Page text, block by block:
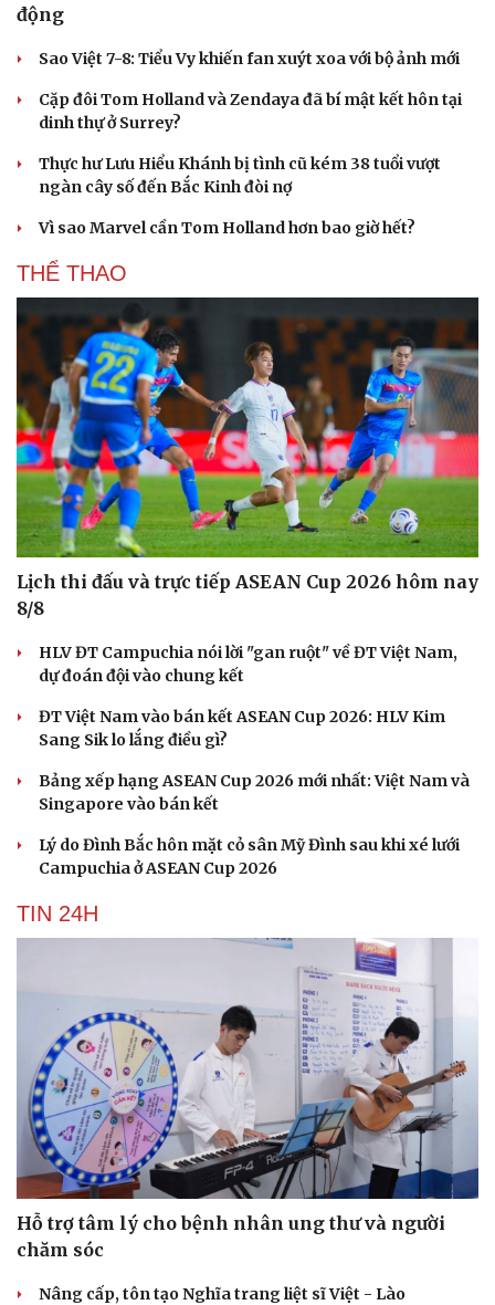
Du lịch
Tư vấn
Săn Tour
Câu chuyện thời sự
Kể chuyện cho bé
động
Sao Việt 7-8: Tiểu Vy khiến fan xuýt xoa với bộ ảnh mới
Cặp đôi Tom Holland và Zendaya đã bí mật kết hôn tại
dinh thự ở Surrey?
Thực hư Lưu Hiểu Khánh bị tình cũ kém 38 tuổi vượt
ngàn cây số đến Bắc Kinh đòi nợ
Vì sao Marvel cần Tom Holland hơn bao giờ hết?
THỂ THAO
Lịch thi đấu và trực tiếp ASEAN Cup 2026 hôm nay
8/8
HLV ĐT Campuchia nói lời "gan ruột" về ĐT Việt Nam,
dự đoán đội vào chung kết
ĐT Việt Nam vào bán kết ASEAN Cup 2026: HLV Kim
Sang Sik lo lắng điều gì?
Bảng xếp hạng ASEAN Cup 2026 mới nhất: Việt Nam và
Singapore vào bán kết
Lý do Đình Bắc hôn mặt cỏ sân Mỹ Đình sau khi xé lưới
Campuchia ở ASEAN Cup 2026
TIN 24H
Hỗ trợ tâm lý cho bệnh nhân ung thư và người
chăm sóc
Nâng cấp, tôn tạo Nghĩa trang liệt sĩ Việt - Lào